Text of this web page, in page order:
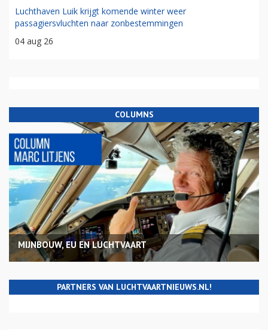
Luchthaven Luik krijgt komende winter weer
passagiersvluchten naar zonbestemmingen
04 aug 26
COLUMNS
MIJNBOUW, EU EN LUCHTVAART
PARTNERS VAN LUCHTVAARTNIEUWS.NL!